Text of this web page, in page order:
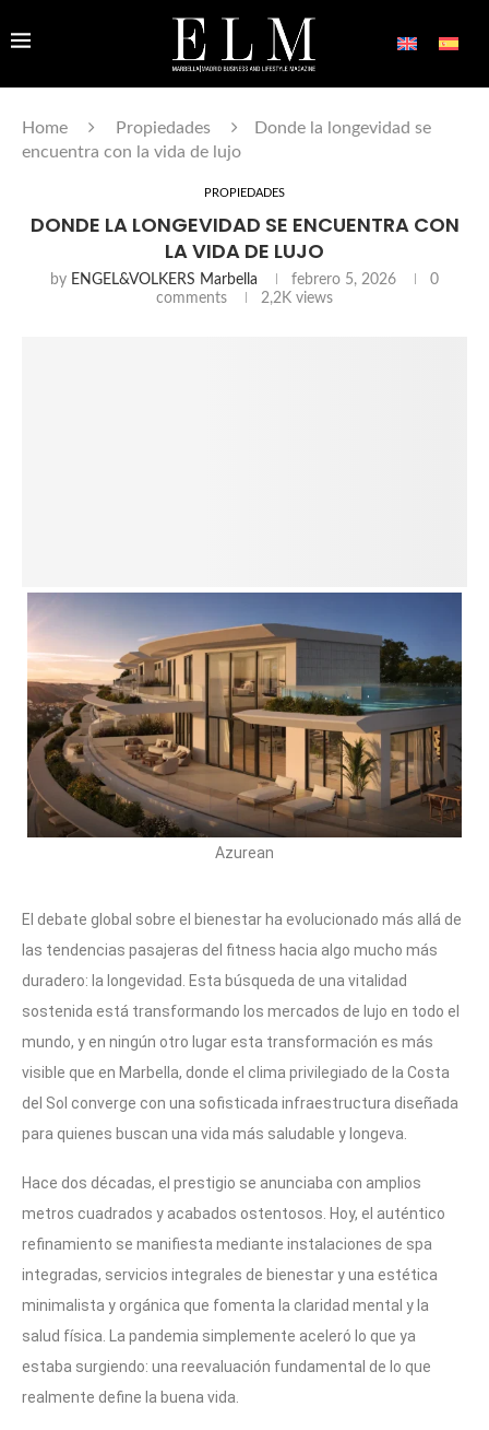
Home Propiedades
Donde la longevidad se
encuentra con la vida de lujo
PROPIEDADES
DONDE LA LONGEVIDAD SE ENCUENTRA CON
LA VIDA DE LUJO
by ENGEL&VOLKERS Marbella febrero 5, 2026
0
comments
2,2K views
Azurean
El debate global sobre el bienestar ha evolucionado más allá de
las tendencias pasajeras del fitness hacia algo mucho más
duradero: la longevidad. Esta búsqueda de una vitalidad
sostenida está transformando los mercados de lujo en todo el
mundo, y en ningún otro lugar esta transformación es más
visible que en Marbella, donde el clima privilegiado de la Costa
del Sol converge con una sofisticada infraestructura diseñada
para quienes buscan una vida más saludable y longeva.
Hace dos décadas, el prestigio se anunciaba con amplios
metros cuadrados y acabados ostentosos. Hoy, el auténtico
refinamiento se manifiesta mediante instalaciones de spa
integradas, servicios integrales de bienestar y una estética
minimalista y orgánica que fomenta la claridad mental y la
salud física. La pandemia simplemente aceleró lo que ya
estaba surgiendo: una reevaluación fundamental de lo que
realmente define la buena vida.